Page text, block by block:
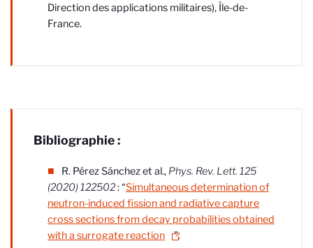
Direction des applications militaires), Île-de-
France.
Bibliographie :
R. Pérez Sánchez et al., Phys. Rev. Lett. 125
(2020) 122502: “Simultaneous determination of
neutron-induced fission and radiative capture
cross sections from decay probabilities obtained
with a surrogate reaction
”.